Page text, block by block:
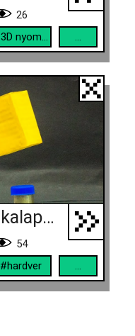
26
#3D nyomtató ...
Leonardo da Vinci kalapácsgépe
54
#hardver